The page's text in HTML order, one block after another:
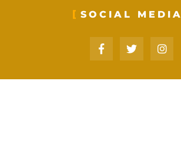
SOCIAL MEDIA